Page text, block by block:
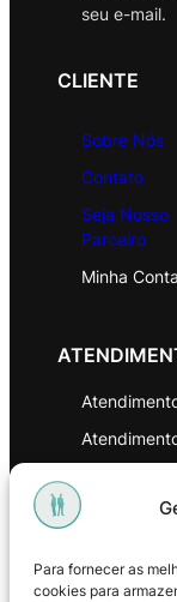
Para fornecer as
cookies para
seu e-mail.
CLIENTE
Sobre Nós
Contato
Seja Nosso
Parceiro
Minha Conta
Política de